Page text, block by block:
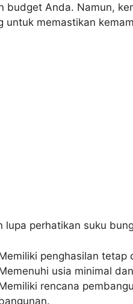
budget Anda. Namun,
untuk memastikan
lupa perhatikan suku
penghasilan tetap
usia minimal
rencana